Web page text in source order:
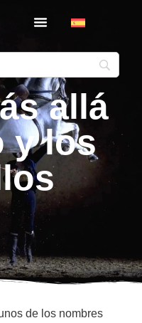
allá
y los
de los nombres